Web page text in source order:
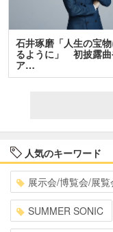
石井琢磨「人生の宝
るように」 初披露曲
ア…
人気のキーワード
展示会/博覧会/展覧
SUMMER SONIC